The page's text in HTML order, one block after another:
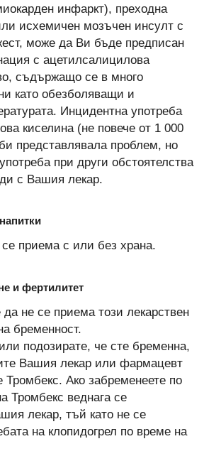
инфаркт), преходна
исхемичен мозъчен инсулт с
може да Ви бъде предписан
с ацетилсалицилова
съдържащо се в много
като обезболяващи и
Инцидентна употреба
киселина (не повече от 1 000
представлявала проблем, но
при други обстоятелства
с Вашия лекар.
приема с или без храна.
и фертилитет
не се приема този лекарствен
бременност.
подозирате, че сте бременна,
Вашия лекар или фармацевт
Тромбекс. Ако забременеете по
Тромбекс веднага се
лекар, тъй като не се
на клопидогрел по време на